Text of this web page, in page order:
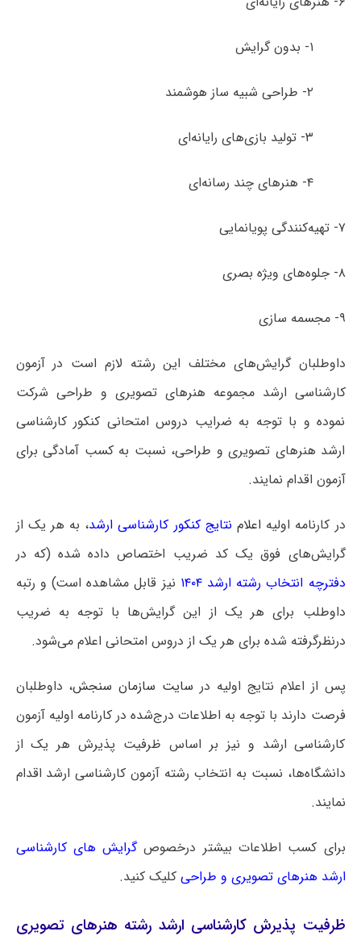
۱- بدون گرایش
۲- طراحی شبیه ساز هوشمند
۳- تولید بازی‌های رایانه‌ای
۴- هنرهای چند رسانه‌ای
۷- تهیه‌کنندگی پویانمایی
۸- جلوه‌های ویژه بصری
۹- مجسمه سازی
داوطلبان گرایش‌های مختلف این رشته لازم است در آزمون
کارشناسی ارشد مجموعه هنرهای تصویری و طراحی شرکت
نموده و با توجه به ضرایب دروس امتحانی کنکور کارشناسی
ارشد هنرهای تصویری و طراحی، نسبت به کسب آمادگی برای
آزمون اقدام نمایند.
در کارنامه اولیه اعلام نتایج کنکور کارشناسی ارشد، به هر یک از
گرایش‌های فوق یک کد ضریب اختصاص داده شده (که در
دفترچه انتخاب رشته ارشد ۱۴۰۴
نیز قابل مشاهده است) و رتبه
داوطلب برای هر یک از این گرایش‌ها با توجه به ضریب
درنظرگرفته شده برای هر یک از دروس امتحانی اعلام می‌شود.
پس از اعلام نتایج اولیه در سایت سازمان سنجش، داوطلبان
فرصت دارند با توجه به اطلاعات درج‌شده در کارنامه اولیه آزمون
کارشناسی ارشد و نیز بر اساس ظرفیت پذیرش هر یک از
دانشگاه‌ها، نسبت به انتخاب رشته آزمون کارشناسی ارشد اقدام
نمایند.
برای کسب اطلاعات بیشتر درخصوصگرایش های کارشناسی
ارشد هنرهای تصویری و طراحی کلیک کنید.
ظرفیت پذیرش کارشناسی ارشد رشته هنرهای تصویری